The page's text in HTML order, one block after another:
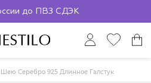
до ПВЗ СДЭК
Серебро 925 Длинное Галстук